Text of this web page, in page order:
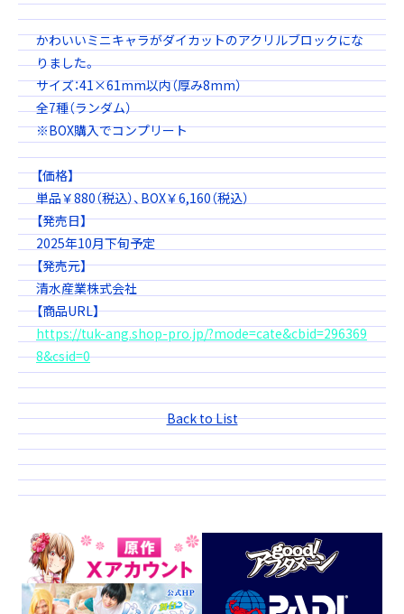
かわいいミニキャラがダイカットのアクリルブロックにな
りました。
サイズ：41×61mm以内（厚み8mm）
全7種（ランダム）
※BOX購入でコンプリート
【価格】
単品￥880（税込）、BOX￥6,160（税込）
【発売日】
2025年10月下旬予定
【発売元】
清水産業株式会社
【商品URL】
https://tuk-ang.shop-pro.jp/?mode=cate&cbid=296369
8&csid=0
Back to List